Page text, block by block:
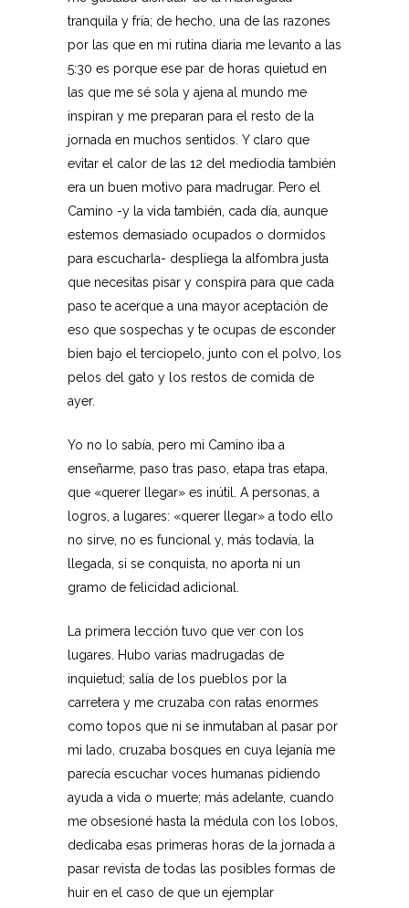
tranquila y fría; de hecho, una de las razones
por las que en mi rutina diaria me levanto a las
5:30 es porque ese par de horas quietud en
las que me sé sola y ajena al mundo me
inspiran y me preparan para el resto de la
jornada en muchos sentidos. Y claro que
evitar el calor de las 12 del mediodía también
era un buen motivo para madrugar. Pero el
Camino -y la vida también, cada día, aunque
estemos demasiado ocupados o dormidos
para escucharla- despliega la alfombra justa
que necesitas pisar y conspira para que cada
paso te acerque a una mayor aceptación de
eso que sospechas y te ocupas de esconder
bien bajo el terciopelo, junto con el polvo, los
pelos del gato y los restos de comida de
ayer.
Yo no lo sabía, pero mi Camino iba a
enseñarme, paso tras paso, etapa tras etapa,
que «querer llegar» es inútil. A personas, a
logros, a lugares: «querer llegar» a todo ello
no sirve, no es funcional y, más todavía, la
llegada, si se conquista, no aporta ni un
gramo de felicidad adicional.
La primera lección tuvo que ver con los
lugares. Hubo varias madrugadas de
inquietud; salía de los pueblos por la
carretera y me cruzaba con ratas enormes
como topos que ni se inmutaban al pasar por
mi lado, cruzaba bosques en cuya lejanía me
parecía escuchar voces humanas pidiendo
ayuda a vida o muerte; más adelante, cuando
me obsesioné hasta la médula con los lobos,
dedicaba esas primeras horas de la jornada a
pasar revista de todas las posibles formas de
huir en el caso de que un ejemplar